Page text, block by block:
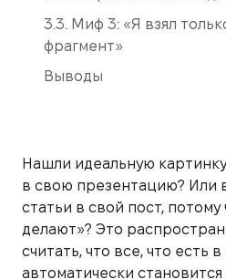
3.3. Миф 3: «Я взял
фрагмент»
Выводы
Нашли идеальную
в свою презентацию? Или
статьи в свой пост, потому
делают»? Это
считать, что все, что есть
автоматически